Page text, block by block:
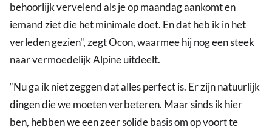
behoorlijk vervelend als je op maandag aankomt en
iemand ziet die het minimale doet. En dat heb ik in het
verleden gezien", zegt Ocon, waarmee hij nog een steek
naar vermoedelijk Alpine uitdeelt.
“Nu ga ik niet zeggen dat alles perfect is. Er zijn natuurlijk
dingen die we moeten verbeteren. Maar sinds ik hier
ben, hebben we een zeer solide basis om op voort te